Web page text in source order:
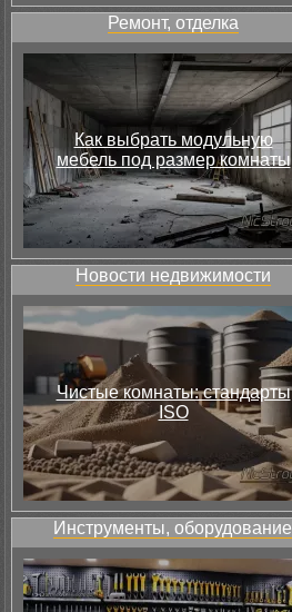
Ремонт, отделка
Как выбрать модульную
мебель под размер комнаты
Новости недвижимости
Чистые комнаты: стандарты
ISO
Инструменты, оборудование